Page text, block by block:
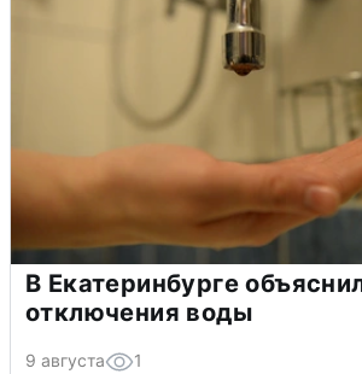
В Екатеринбурге
отключения воды
9 августа 1